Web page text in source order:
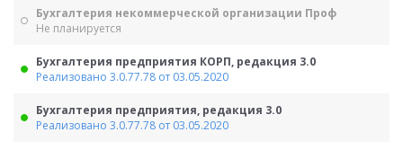
Бухгалтерия некоммерческой организации Проф
Не планируется
Бухгалтерия предприятия КОРП, редакция 3.0
Реализовано 3.0.77.78 от 03.05.2020
Бухгалтерия предприятия, редакция 3.0
Реализовано 3.0.77.78 от 03.05.2020